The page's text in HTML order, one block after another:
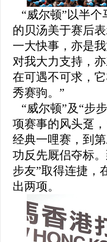
“威尔顿”以半个
的贝汤美于赛后表
一大快事，亦是
对我大力支持，
在可遇不可求， 它
秀赛驹。 ”
“威尔顿”及“步
项赛事的风头趸
经典一哩赛，到
功反先厩侣夺标
步友”取得连捷，
出两项。